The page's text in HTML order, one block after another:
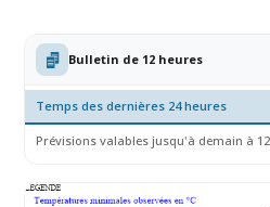
Bulletin de 12 heures
Temps des dernières 24 heures
Prévisions valables jusqu'à demain à